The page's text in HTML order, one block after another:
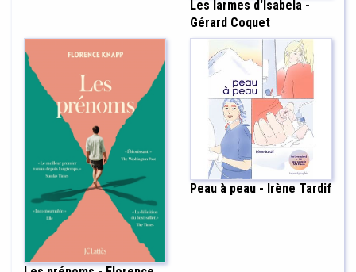
Les larmes d'Isabela -
Gérard Coquet
Peau à peau - Irène Tardif